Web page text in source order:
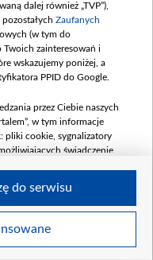
A. w likwidacji
dalej również „TVP”),
pozostałych Zaufanych
(w tym do
Twoich zainteresowań i
wskazujemy poniżej, a
PPID do Google.
przez Ciebie naszych
w tym informacje
pliki cookie, sygnalizatory
świadczenie
przez Ciebie
do serwisu